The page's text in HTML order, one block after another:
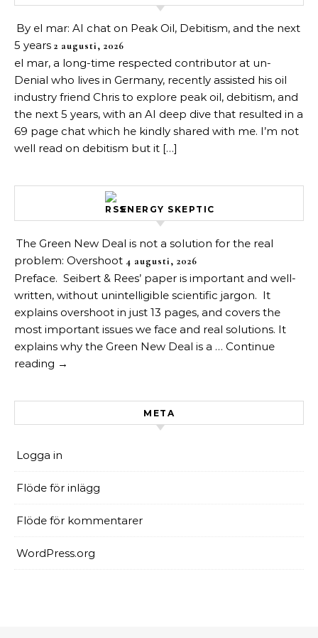
By el mar: AI chat on Peak Oil, Debitism, and the next
5 years 2 augusti, 2026
el mar, a long-time respected contributor at un-
Denial who lives in Germany, recently assisted his oil
industry friend Chris to explore peak oil, debitism, and
the next 5 years, with an AI deep dive that resulted in a
69 page chat which he kindly shared with me. I’m not
well read on debitism but it […]
ENERGY SKEPTIC
The Green New Deal is not a solution for the real
problem: Overshoot 4 augusti, 2026
Preface. Seibert & Rees’ paper is important and well-
written, without unintelligible scientific jargon. It
explains overshoot in just 13 pages, and covers the
most important issues we face and real solutions. It
explains why the Green New Deal is a … Continue
reading →
META
Logga in
Flöde för inlägg
Flöde för kommentarer
WordPress.org